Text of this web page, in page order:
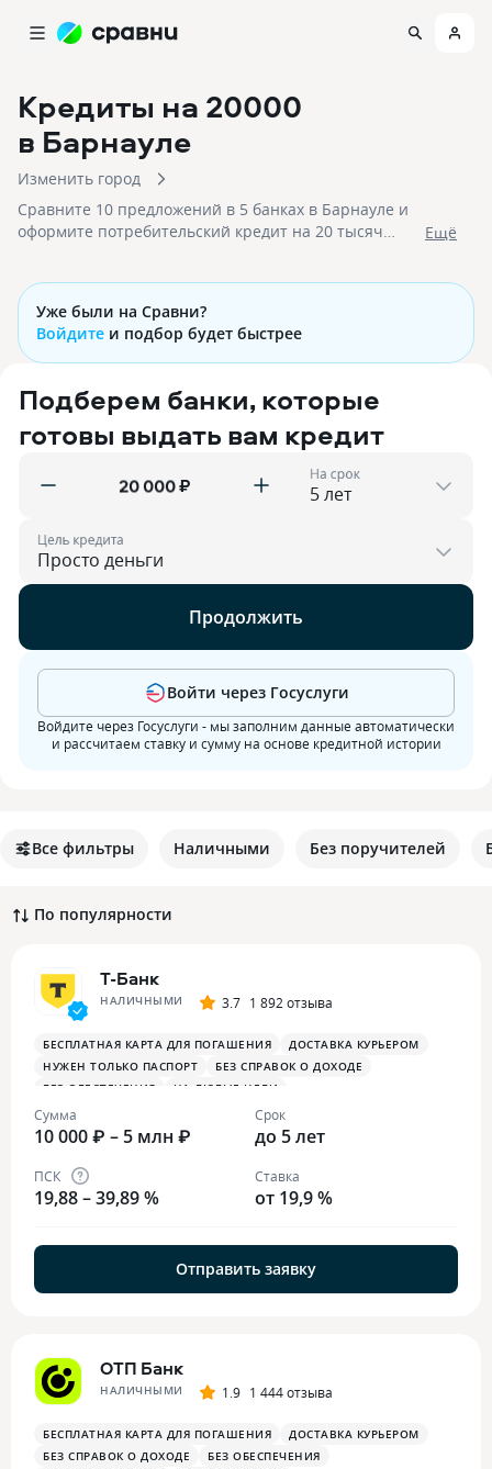
Кредиты на 20000
в Барнауле
Изменить город
Сравните 10 предложений в 5 банках в Барнауле и
оформите потребительский кредит на 20 тысяч
Eщё
Уже были на Сравни?
Войдите и подбор будет быстрее
Подберем банки, которые
готовы выдать вам кредит
₽ На срок
Цель кредита
Продолжить
Войдите через Госуслуги - мы заполним данные автоматически
и рассчитаем ставку и сумму на основе кредитной истории
Войти через Госуслуги
Все фильтры Наличными Без поручителей
По популярности
Т-Банк
НАЛИЧНЫМИ 3.7 1 892 отзыва
БЕСПЛАТНАЯ КАРТА ДЛЯ ПОГАШЕНИЯ
ДОСТАВКА КУРЬЕРОМ
НУЖЕН ТОЛЬКО ПАСПОРТ
БЕЗ СПРАВОК О ДОХОДЕ
БЕЗ ОБЕСПЕЧЕНИЯ
НА ЛЮБЫЕ ЦЕЛИ
Сумма
10 000 ₽ – 5 млн ₽
Срок
до 5 лет
ПСК
19,88 – 39,89 %
Ставка
от 19,9 %
Отправить заявку
ОТП Банк
НАЛИЧНЫМИ 1.9 1 444 отзыва
БЕСПЛАТНАЯ КАРТА ДЛЯ ПОГАШЕНИЯ
ДОСТАВКА КУРЬЕРОМ
БЕЗ СПРАВОК О ДОХОДЕ
БЕЗ ОБЕСПЕЧЕНИЯ